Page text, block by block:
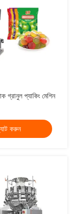
গ্রানুল প্যাকিং মেশিন
করুন